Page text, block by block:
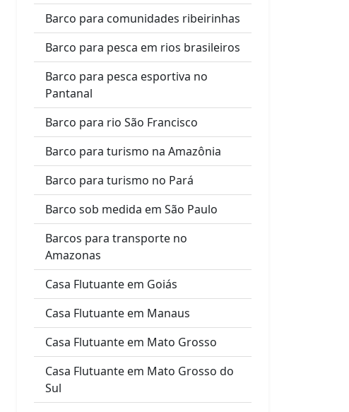
Barco para comunidades ribeirinhas
Barco para pesca em rios brasileiros
Barco para pesca esportiva no
Pantanal
Barco para rio São Francisco
Barco para turismo na Amazônia
Barco para turismo no Pará
Barco sob medida em São Paulo
Barcos para transporte no
Amazonas
Casa Flutuante em Goiás
Casa Flutuante em Manaus
Casa Flutuante em Mato Grosso
Casa Flutuante em Mato Grosso do
Sul